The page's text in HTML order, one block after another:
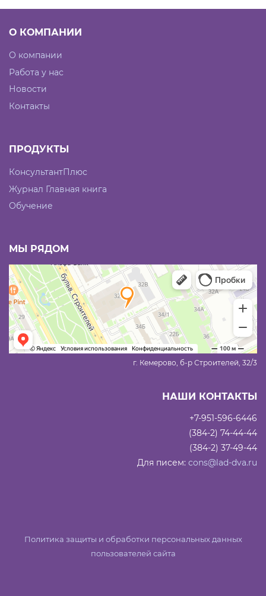
О КОМПАНИИ
О компании
Работа у нас
Новости
Контакты
ПРОДУКТЫ
КонсультантПлюс
Журнал Главная книга
Обучение
МЫ РЯДОМ
г. Кемерово, б-р Строителей, 32/3
НАШИ КОНТАКТЫ
+7-951-596-6446
(384-2) 74-44-44
(384-2) 37-49-44
Для писем: cons@lad-dva.ru
Политика защиты и обработки персональных данных
пользователей сайта